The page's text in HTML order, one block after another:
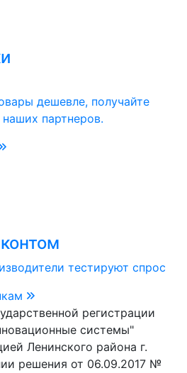
дешевле, получайте
партнеров.
тестируют спрос
регистрации
системы"
Ленинского района г.
решения от 06.09.2017 №